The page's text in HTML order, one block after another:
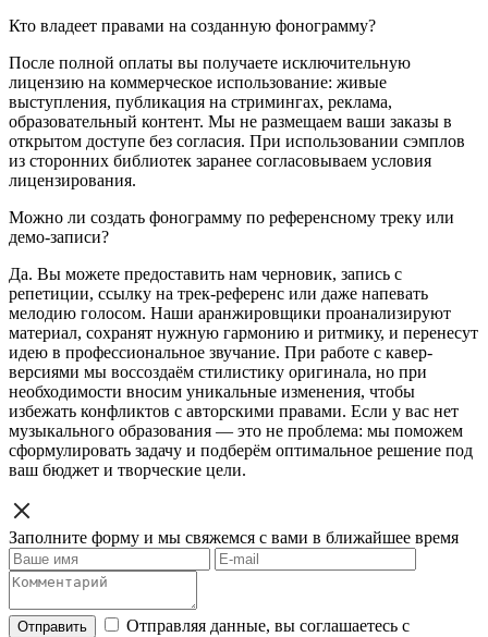
Кто владеет правами на созданную фонограмму?
После полной оплаты вы получаете исключительную
лицензию на коммерческое использование: живые
выступления, публикация на стримингах, реклама,
образовательный контент. Мы не размещаем ваши заказы в
открытом доступе без согласия. При использовании сэмплов
из сторонних библиотек заранее согласовываем условия
лицензирования.
Можно ли создать фонограмму по референсному треку или
демо-записи?
Да. Вы можете предоставить нам черновик, запись с
репетиции, ссылку на трек-референс или даже напевать
мелодию голосом. Наши аранжировщики проанализируют
материал, сохранят нужную гармонию и ритмику, и перенесут
идею в профессиональное звучание. При работе с кавер-
версиями мы воссоздаём стилистику оригинала, но при
необходимости вносим уникальные изменения, чтобы
избежать конфликтов с авторскими правами. Если у вас нет
музыкального образования — это не проблема: мы поможем
сформулировать задачу и подберём оптимальное решение под
ваш бюджет и творческие цели.
Заполните форму и мы свяжемся с вами в ближайшее время
Отправить
Отправляя данные, вы соглашаетесь с